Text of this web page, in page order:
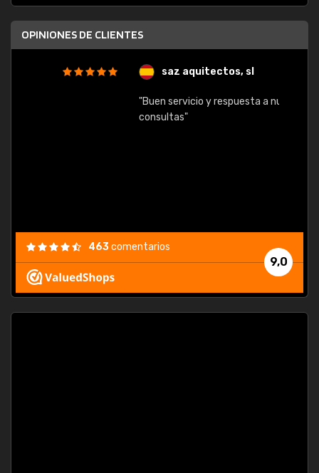
OPINIONES DE CLIENTES
saz aquitectos, sl
"Buen servicio y respuesta a nuestras
9,0
463comentarios